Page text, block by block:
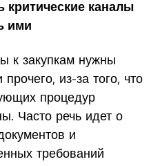
критические каналы
ими
к закупкам нужны
из-за того, что
процедур
Часто речь идет о
и
требований